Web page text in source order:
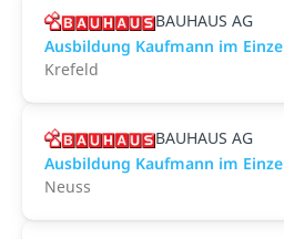
BAUHAUS AG
Ausbildung Kaufmann im
Krefeld
BAUHAUS AG
Ausbildung Kaufmann im
Neuss